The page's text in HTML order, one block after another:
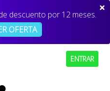
descuento por 12 meses.
OFERTA
ENTRAR